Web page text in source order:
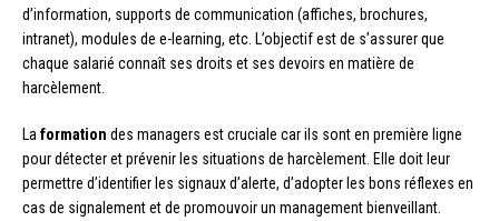
d’information, supports de communication (affiches, brochures,
intranet), modules de e-learning, etc. L’objectif est de s’assurer que
chaque salarié connaît ses droits et ses devoirs en matière de
harcèlement.
La formation des managers est cruciale car ils sont en première ligne
pour détecter et prévenir les situations de harcèlement. Elle doit leur
permettre d’identifier les signaux d’alerte, d’adopter les bons réflexes en
cas de signalement et de promouvoir un management bienveillant.